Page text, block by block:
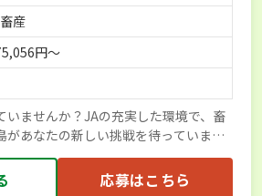
産
円～
いませんか？JAの充実した環境で、畜
があなたの新しい挑戦を待っていま
応募はこちら